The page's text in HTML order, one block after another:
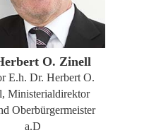
ZUM PROFIL
O. Zinell
E.h. Dr. Herbert O.
Ministerialdirektor
Oberbürgermeister
a.D